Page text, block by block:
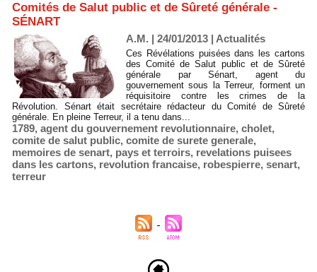
Comités de Salut public et de Sûreté générale -
SÉNART
A.M. | 24/01/2013 | Actualités
Ces Révélations puisées dans les cartons
des Comité de Salut public et de Sûreté
générale par Sénart, agent du
gouvernement sous la Terreur, forment un
réquisitoire contre les crimes de la
Révolution. Sénart était secrétaire rédacteur du Comité de Sûreté
générale. En pleine Terreur, il a tenu dans...
1789, agent du gouvernement revolutionnaire, cholet,
comite de salut public, comite de surete generale,
memoires de senart, pays et terroirs, revelations puisees
dans les cartons, revolution francaise, robespierre, senart,
terreur